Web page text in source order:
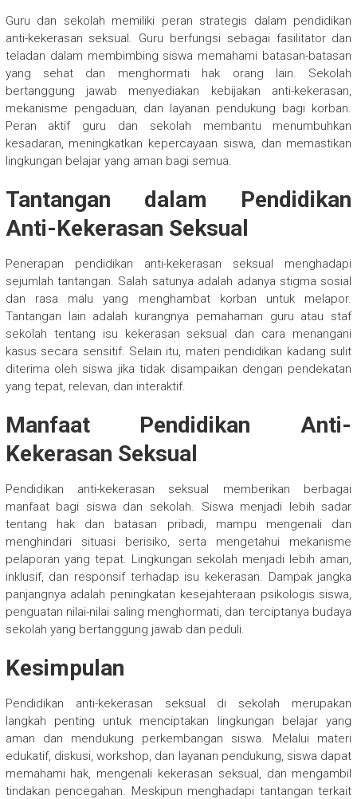
Guru dan sekolah memiliki peran strategis dalam pendidikan
anti-kekerasan seksual. Guru berfungsi sebagai fasilitator dan
teladan dalam membimbing siswa memahami batasan-batasan
yang sehat dan menghormati hak orang lain. Sekolah
bertanggung jawab menyediakan kebijakan anti-kekerasan,
mekanisme pengaduan, dan layanan pendukung bagi korban.
Peran aktif guru dan sekolah membantu menumbuhkan
kesadaran, meningkatkan kepercayaan siswa, dan memastikan
lingkungan belajar yang aman bagi semua.
Tantangan dalam Pendidikan
Anti-Kekerasan Seksual
Penerapan pendidikan anti-kekerasan seksual menghadapi
sejumlah tantangan. Salah satunya adalah adanya stigma sosial
dan rasa malu yang menghambat korban untuk melapor.
Tantangan lain adalah kurangnya pemahaman guru atau staf
sekolah tentang isu kekerasan seksual dan cara menangani
kasus secara sensitif. Selain itu, materi pendidikan kadang sulit
diterima oleh siswa jika tidak disampaikan dengan pendekatan
yang tepat, relevan, dan interaktif.
Manfaat Pendidikan Anti-
Kekerasan Seksual
Pendidikan anti-kekerasan seksual memberikan berbagai
manfaat bagi siswa dan sekolah. Siswa menjadi lebih sadar
tentang hak dan batasan pribadi, mampu mengenali dan
menghindari situasi berisiko, serta mengetahui mekanisme
pelaporan yang tepat. Lingkungan sekolah menjadi lebih aman,
inklusif, dan responsif terhadap isu kekerasan. Dampak jangka
panjangnya adalah peningkatan kesejahteraan psikologis siswa,
penguatan nilai-nilai saling menghormati, dan terciptanya budaya
sekolah yang bertanggung jawab dan peduli.
Kesimpulan
Pendidikan anti-kekerasan seksual di sekolah merupakan
langkah penting untuk menciptakan lingkungan belajar yang
aman dan mendukung perkembangan siswa. Melalui materi
edukatif, diskusi, workshop, dan layanan pendukung, siswa dapat
memahami hak, mengenali kekerasan seksual, dan mengambil
tindakan pencegahan. Meskipun menghadapi tantangan terkait